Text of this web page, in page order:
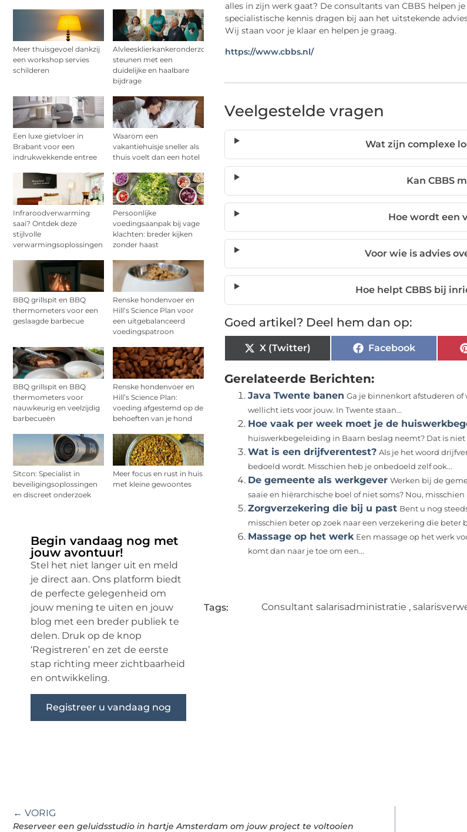
Meer thuisgevoel dankzij
een workshop servies
schilderen
Alvleesklierkankeronderzoek
steunen met een
duidelijke en haalbare
bijdrage
Een luxe gietvloer in
Brabant voor een
indrukwekkende entree
Waarom een
vakantiehuisje sneller als
thuis voelt dan een hotel
Infraroodverwarming
saai? Ontdek deze
stijlvolle
verwarmingsoplossingen
Persoonlijke
voedingsaanpak bij vage
klachten: breder kijken
zonder haast
BBQ grillspit en BBQ
thermometers voor een
geslaagde barbecue
Renske hondenvoer en
Hill’s Science Plan voor
een uitgebalanceerd
voedingspatroon
BBQ grillspit en BBQ
thermometers voor
nauwkeurig en veelzijdig
barbecueën
Renske hondenvoer en
Hill’s Science Plan:
voeding afgestemd op de
behoeften van je hond
Sitcon: Specialist in
beveiligingsoplossingen
en discreet onderzoek
Meer focus en rust in huis
met kleine gewoontes
Begin vandaag nog met
jouw avontuur!
Stel het niet langer uit en meld
je direct aan. Ons platform biedt
de perfecte gelegenheid om
jouw mening te uiten en jouw
blog met een breder publiek te
delen. Druk op de knop
‘Registreren’ en zet de eerste
stap richting meer zichtbaarheid
en ontwikkeling.
Registreer u vandaag nog
alles in zijn werk gaat? De consultants van CBBS helpen
specialistische kennis dragen bij aan het uitstekende
Wij staan voor je klaar en helpen je graag.
https://www.cbbs.nl/
Veelgestelde vragen
Wat zijn complexe
Kan CBBS
Hoe wordt een
Voor wie is advies
Hoe helpt CBBS bij
Goed artikel? Deel hem dan op:
X (Twitter) Facebook
Gerelateerde Berichten:
Java Twente banen Ga je binnenkort afstuderen of
wellicht iets voor jouw. In Twente staan...
Hoe vaak per week moet je de
huiswerkbegeleiding in Baarn beslag neemt? Dat is
Wat is een drijfverentest? Als je het woord
bedoeld wordt. Misschien heb je onbedoeld zelf ook...
De gemeente als werkgever Werken bij de
saaie en hiërarchische boel of niet soms? Nou, misschien
Zorgverzekering die bij u past Bent u nog
misschien beter op zoek naar een verzekering die beter
Massage op het werk Een massage op het werk
komt dan naar je toe om een...
Tags: Consultant salarisadministratie ,
← VORIG
Reserveer een geluidsstudio in hartje Amsterdam om jouw project te voltooien